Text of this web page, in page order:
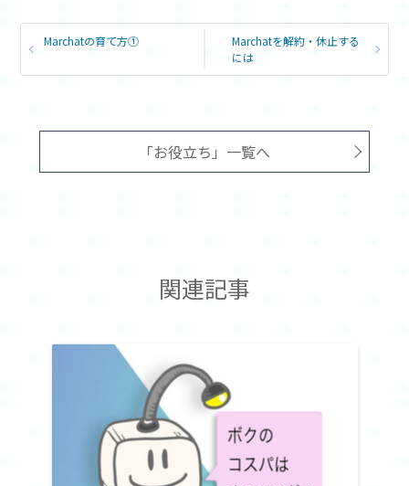
Marchatの育て方①
Marchatを解約・休止する
には
「お役立ち」一覧へ
関連記事